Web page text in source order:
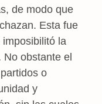
de modo que
Esta fue
la
No obstante el
o
y